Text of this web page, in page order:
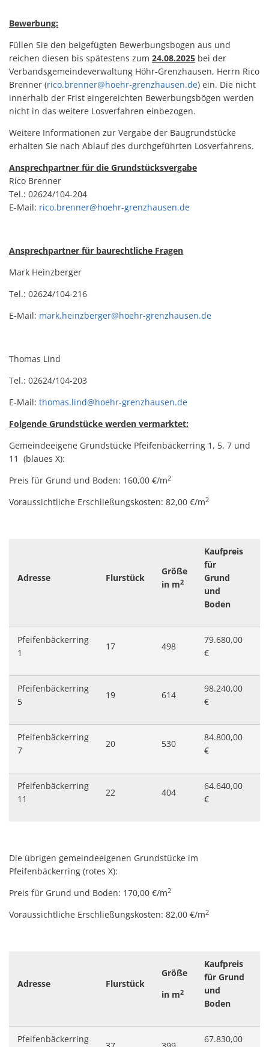
Bewerbung:
Füllen Sie den beigefügten Bewerbungsbogen aus und
reichen diesen bis spätestens zum 24.08.2025 bei der
Verbandsgemeindeverwaltung Höhr-Grenzhausen, Herrn Rico
Brenner (rico.brenner@hoehr-grenzhausen.de) ein. Die nicht
innerhalb der Frist eingereichten Bewerbungsbögen werden
nicht in das weitere Losverfahren einbezogen.
Weitere Informationen zur Vergabe der Baugrundstücke
erhalten Sie nach Ablauf des durchgeführten Losverfahrens.
Ansprechpartner für die Grundstücksvergabe
Rico Brenner
Tel.: 02624/104-204
E-Mail: rico.brenner@hoehr-grenzhausen.de
Ansprechpartner für baurechtliche Fragen
Mark Heinzberger
Tel.: 02624/104-216
E-Mail: mark.heinzberger@hoehr-grenzhausen.de
Thomas Lind
Tel.: 02624/104-203
E-Mail: thomas.lind@hoehr-grenzhausen.de
Folgende Grundstücke werden vermarktet:
Gemeindeeigene Grundstücke Pfeifenbäckerring 1, 5, 7 und
11 (blaues X):
Preis für Grund und Boden: 160,00 €/m2
Voraussichtliche Erschließungskosten: 82,00 €/m2
Adresse Flurstück
Größe
in m2
Kaufpreis
für
Grund
und
Boden
Pfeifenbäckerring
1
17 498
79.680,00
€
Pfeifenbäckerring
5
19 614
98.240,00
€
Pfeifenbäckerring
7
20 530
84.800,00
€
Pfeifenbäckerring
11
22 404
64.640,00
€
Die übrigen gemeindeeigenen Grundstücke im
Pfeifenbäckerring (rotes X):
Preis für Grund und Boden: 170,00 €/m2
Voraussichtliche Erschließungskosten: 82,00 €/m2
Adresse Flurstück
Größe
in m2
Kaufpreis
für Grund
und
Boden
Pfeifenbäckerring
67.830,00